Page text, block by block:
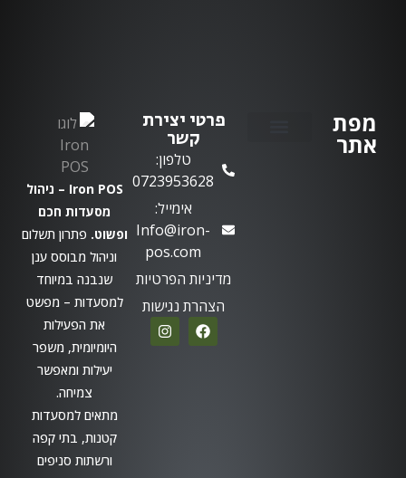
Iron POS – ניהול
מסעדות חכם
ופשוט. פתרון תשלום
וניהול מבוסס ענן
שנבנה במיוחד
למסעדות – מפשט
את הפעילות
היומיומית, משפר
יעילות ומאפשר
צמיחה.
מתאים למסעדות
קטנות, בתי קפה
ורשתות סניפים
פרטי יצירת
קשר
טלפון:
0723953628
אימייל:
Info@iron-
pos.com
מדיניות הפרטיות
הצהרת נגישות
מפת
אתר